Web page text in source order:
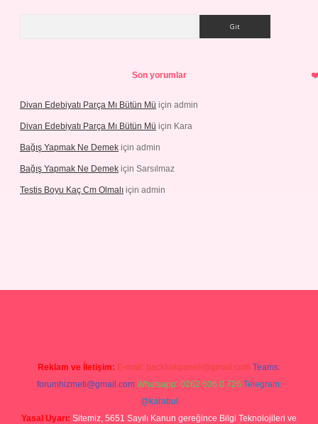
Son yorumlar
Divan Edebiyatı Parça Mı Bütün Mü için admin
Divan Edebiyatı Parça Mı Bütün Mü için Kara
Bağış Yapmak Ne Demek için admin
Bağış Yapmak Ne Demek için Sarsılmaz
Testis Boyu Kaç Cm Olmalı için admin
Reklam ve İletişim: E-mail: backlinkpaneli@gmail.com Teams:
forumhizmeti@gmail.com Whatsapp: 0262 606 0 726 Telegram:
@karabul
Yasal Uyarı: Sitemiz, 5651 Sayılı Kanun gereğince Bilgi Teknolojileri ve